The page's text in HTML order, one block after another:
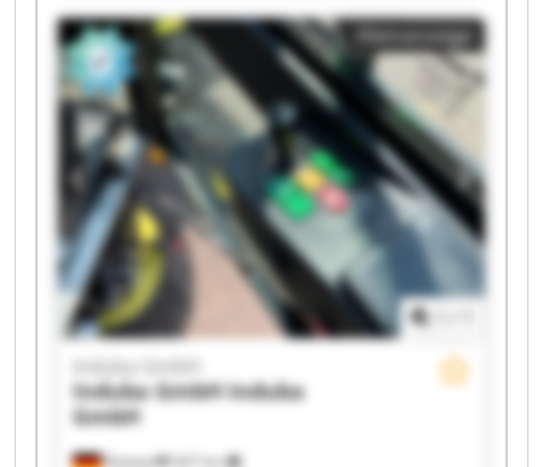
Induba GmbH Induba GmbH Induba GmbH
Induba GmbH Induba GmbH Induba GmbH
Induba GmbH Induba GmbH
Kleinanzeige
Rottweil 447 km
Induba GmbH
Induba GmbHInduba
GmbH